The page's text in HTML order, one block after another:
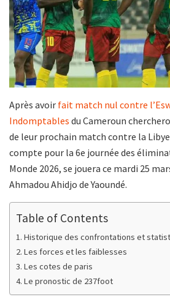
Après avoir fait match nul contre
Indomptables du Cameroun
de leur prochain match contre la
compte pour la 6e journée des
Monde 2026, se jouera ce mardi 25
Ahmadou Ahidjo de Yaoundé.
Table of Contents
Historique des confrontations et
Les forces et les faiblesses
Les cotes de paris
Le pronostic de 237foot